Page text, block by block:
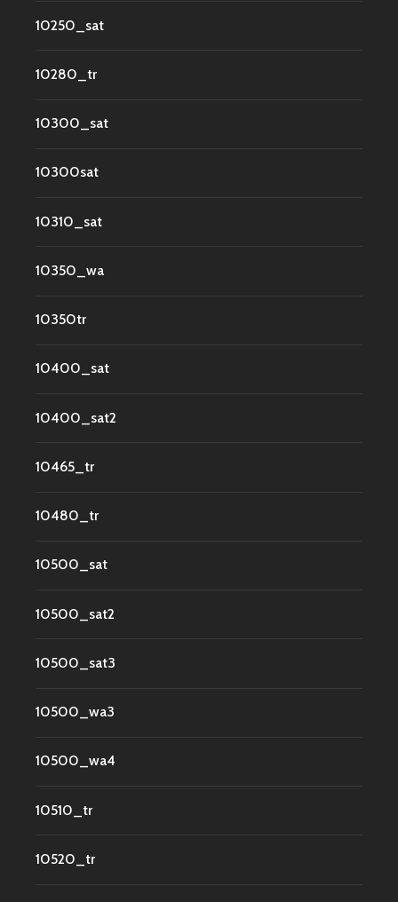
10250_sat
10280_tr
10300_sat
10300sat
10310_sat
10350_wa
10350tr
10400_sat
10400_sat2
10465_tr
10480_tr
10500_sat
10500_sat2
10500_sat3
10500_wa3
10500_wa4
10510_tr
10520_tr